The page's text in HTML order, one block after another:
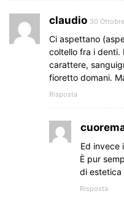
claudio 30
Ci aspettano
coltello fra i denti.
carattere,
fioretto domani.
Risposta
Ed invece
È pur
di estetica
Risposta